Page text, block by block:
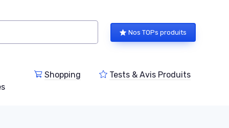
Nos TOPs produits
Shopping Tests & Avis Produits